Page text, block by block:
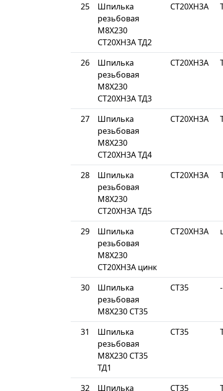
25
Шпилька
резьбовая
М8Х230
СТ20ХН3А ТД2
СТ20ХН3А
26
Шпилька
резьбовая
М8Х230
СТ20ХН3А ТД3
СТ20ХН3А
27
Шпилька
резьбовая
М8Х230
СТ20ХН3А ТД4
СТ20ХН3А
28
Шпилька
резьбовая
М8Х230
СТ20ХН3А ТД5
СТ20ХН3А
29
Шпилька
резьбовая
М8Х230
СТ20ХН3А цинк
СТ20ХН3А
30
Шпилька
резьбовая
М8Х230 СТ35
СТ35 -
31
Шпилька
резьбовая
М8Х230 СТ35
ТД1
СТ35
32 Шпилька СТ35